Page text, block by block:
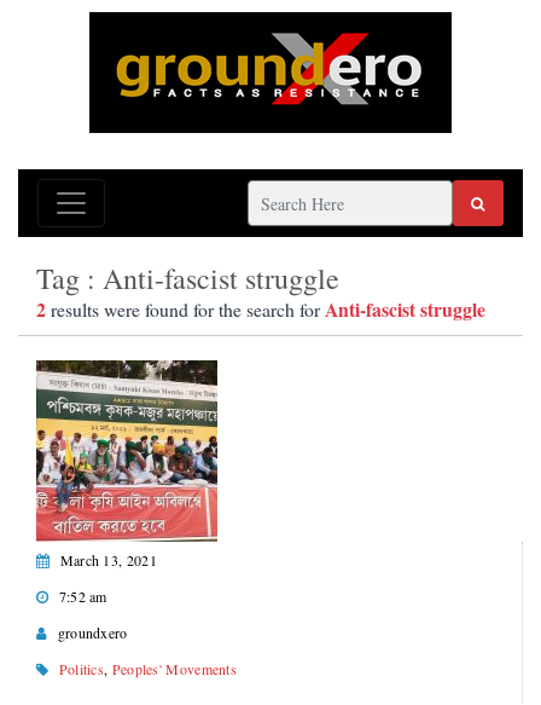
Tag : Anti-fascist struggle
2results were found for the search forAnti-fascist struggle
March 13, 2021
7:52 am
groundxero
Politics, Peoples' Movements